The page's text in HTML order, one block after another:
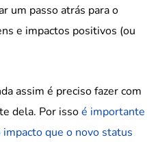
um passo atrás para o
e impactos positivos (ou
assim é preciso fazer com
dela. Por issoé importante
que o novo status